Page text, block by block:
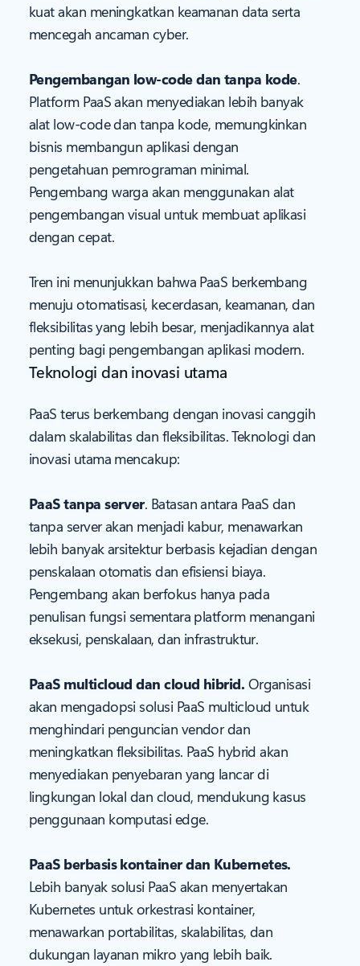
kuat akan meningkatkan keamanan data serta
mencegah ancaman cyber.
Pengembangan low-code dan tanpa kode.
Platform PaaS akan menyediakan lebih banyak
alat low-code dan tanpa kode, memungkinkan
bisnis membangun aplikasi dengan
pengetahuan pemrograman minimal.
Pengembang warga akan menggunakan alat
pengembangan visual untuk membuat aplikasi
dengan cepat.
Tren ini menunjukkan bahwa PaaS berkembang
menuju otomatisasi, kecerdasan, keamanan, dan
fleksibilitas yang lebih besar, menjadikannya alat
penting bagi pengembangan aplikasi modern.
Teknologi dan inovasi utama
PaaS terus berkembang dengan inovasi canggih
dalam skalabilitas dan fleksibilitas. Teknologi dan
inovasi utama mencakup:
PaaS tanpa server. Batasan antara PaaS dan
tanpa server akan menjadi kabur, menawarkan
lebih banyak arsitektur berbasis kejadian dengan
penskalaan otomatis dan efisiensi biaya.
Pengembang akan berfokus hanya pada
penulisan fungsi sementara platform menangani
eksekusi, penskalaan, dan infrastruktur.
PaaS multicloud dan cloud hibrid. Organisasi
akan mengadopsi solusi PaaS multicloud untuk
menghindari penguncian vendor dan
meningkatkan fleksibilitas. PaaS hybrid akan
menyediakan penyebaran yang lancar di
lingkungan lokal dan cloud, mendukung kasus
penggunaan komputasi edge.
PaaS berbasis kontainer dan Kubernetes.
Lebih banyak solusi PaaS akan menyertakan
Kubernetes untuk orkestrasi kontainer,
menawarkan portabilitas, skalabilitas, dan
dukungan layanan mikro yang lebih baik.